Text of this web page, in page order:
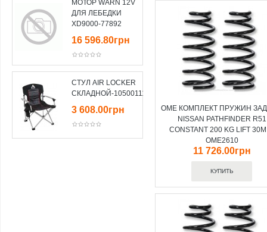
МОТОР WARN 12V
ДЛЯ ЛЕБЕДКИ
XD9000-77892
16 596.80грн
СТУЛ AIR LOCKER
СКЛАДНОЙ-10500111
3 608.00грн
OME КОМПЛЕКТ ПРУЖИН
NISSAN PATHFINDER R51
CONSTANT 200 KG LIFT
OME2610
11 726.00грн